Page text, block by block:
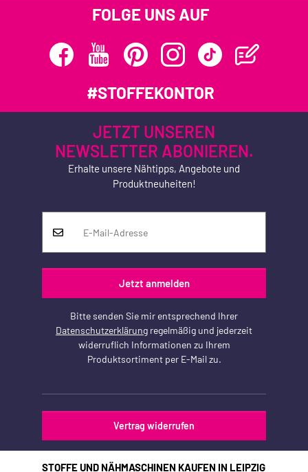
FOLGE UNS AUF
#STOFFEKONTOR
JETZT UNSEREN
NEWSLETTER ABONIEREN.
Erhalte unsere Nähtipps, Angebote und
Produktneuheiten!
Jetzt anmelden
Bitte senden Sie mir entsprechend Ihrer
Datenschutzerklärung regelmäßig und jederzeit
widerruflich Informationen zu Ihrem
Produktsortiment per E-Mail zu.
Vertrag widerrufen
STOFFE UND NÄHMASCHINEN KAUFEN IN LEIPZIG